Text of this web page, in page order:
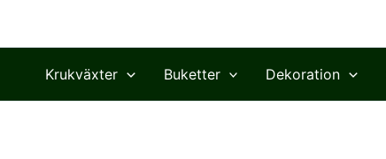
Krukväxter Buketter Dekoration